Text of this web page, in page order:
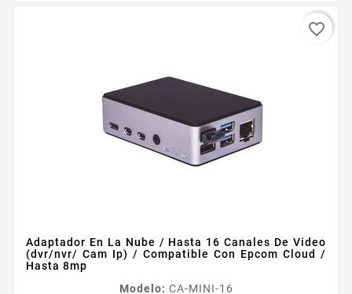
Adaptador En La Nube / Hasta 16 Canales De Video
(dvr/nvr/ Cam Ip) / Compatible Con Epcom Cloud /
Hasta 8mp
Modelo: CA-MINI-16
favorite_border